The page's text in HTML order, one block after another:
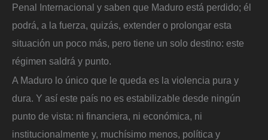
Penal Internacional y saben que Maduro está perdido; él
podrá, a la fuerza, quizás, extender o prolongar esta
situación un poco más, pero tiene un solo destino: este
régimen saldrá y punto.
A Maduro lo único que le queda es la violencia pura y
dura. Y así este país no es estabilizable desde ningún
punto de vista: ni financiera, ni económica, ni
institucionalmente y, muchísimo menos, política y